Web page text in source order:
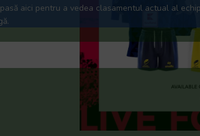
aici pentru a vedea clasamentul actual al